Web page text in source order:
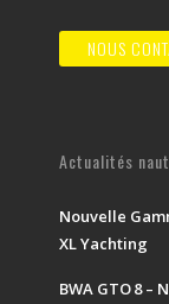
NOUS
Actualités
Nouvelle
XL Yachting
BWA GTO 8 –